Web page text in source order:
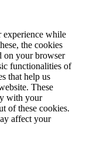
experience while
the cookies
on your browser
functionalities of
that help us
These
with your
of these cookies.
affect your